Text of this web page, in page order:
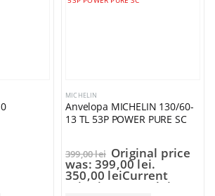
MICHELIN
Anvelopa MICHELIN 130/60-
13 TL 53P POWER PURE SC
399,00lei Original price
was: 399,00 lei.
350,00 leiCurrent
price is: 350,00 lei.